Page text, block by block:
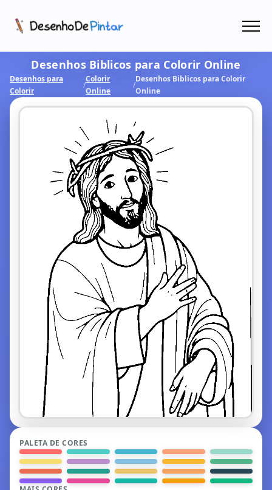
Coletâneas de Desenhos - PDF
Colorir Online
CRIAR COM IA!
Desenhos Biblicos para Colorir Online
Desenhos para
Colorir
/
Colorir
Online
/
Desenhos Biblicos para Colorir
Online
PALETA DE CORES